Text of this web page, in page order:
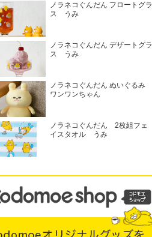
ノラネコぐんだん フロートグラ
ス うみ
ノラネコぐんだん デザートグラ
ス うみ
ノラネコぐんだん ぬいぐるみ
ワンワンちゃん
ノラネコぐんだん 2枚組フェ
イスタオル うみ